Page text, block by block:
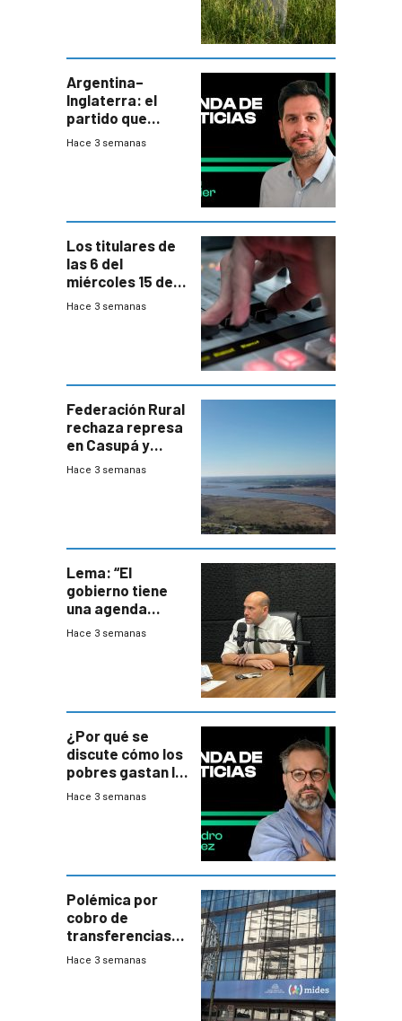
departamental
Argentina–
Inglaterra: el
partido que
nunca termina
Hace 3 semanas
Los titulares de
las 6 del
miércoles 15 de
julio de 2026
Hace 3 semanas
Federación Rural
rechaza represa
en Casupá y
firma demanda
Hace 3 semanas
Lema: “El
gobierno tiene
una agenda
destructiva”
Hace 3 semanas
¿Por qué se
discute cómo los
pobres gastan la
plata?
Hace 3 semanas
Polémica por
cobro de
transferencias
del Mides en
Hace 3 semanas